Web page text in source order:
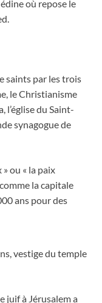
où repose le
saints par les trois
le Christianisme
l’église du Saint-
synagogue de
ou « la paix
la capitale
ans pour des
vestige du temple
juif à Jérusalem a